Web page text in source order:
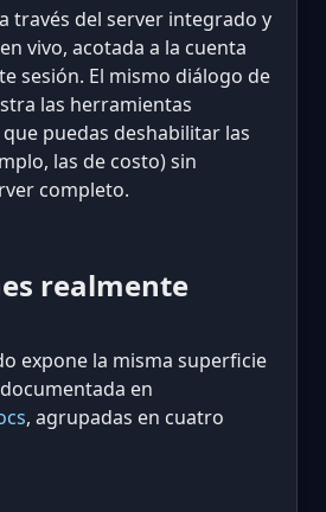
través del server integrado y
vivo, acotada a la cuenta
sesión. El mismo diálogo de
las herramientas
puedas deshabilitar las
las de costo) sin
completo.
realmente
expone la misma superficie
en
, agrupadas en cuatro